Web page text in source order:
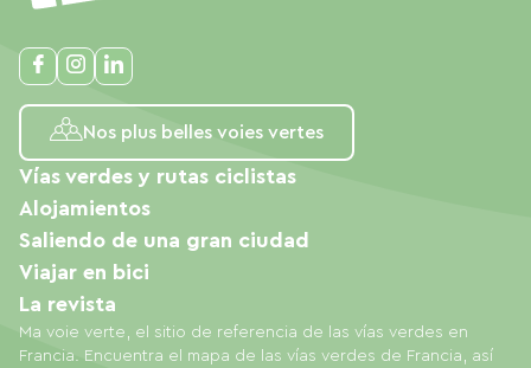
Nos plus belles voies vertes
Ma voie verte, el sitio de referencia de las vías verdes en
Francia. Encuentra el mapa de las vías verdes de Francia, así
Vías verdes y rutas ciclistas
Alojamientos
Saliendo de una gran ciudad
Viajar en bici
La revista